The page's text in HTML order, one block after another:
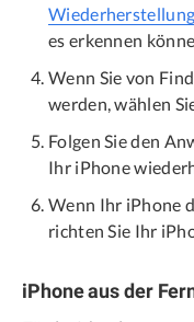
es erkennen
Wenn Sie von
werden, wählen
Folgen Sie den
Ihr iPhone
Wenn Ihr iPhone
richten Sie Ihr
iPhone aus der